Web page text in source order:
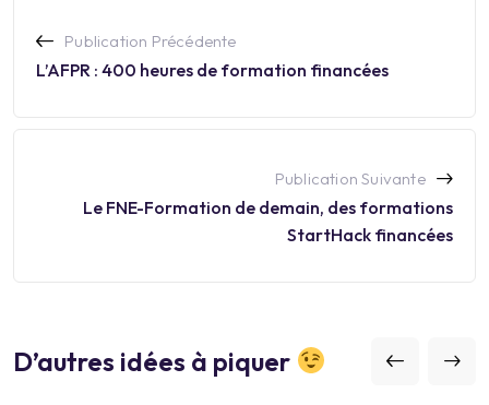
Publication Précédente
L’AFPR : 400 heures de formation financées
Publication Suivante
Le FNE-Formation de demain, des formations
StartHack financées
D’autres idées à piquer